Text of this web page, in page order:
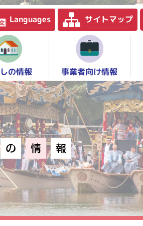
Languages サイトマップ
の情報 事業者向け情報